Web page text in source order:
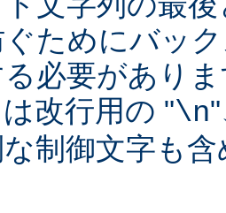
ためにバッ
必要があり
改行用の "\n
制御文字も